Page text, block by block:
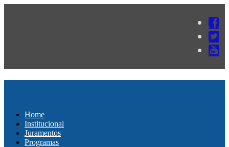
Home
Institucional
Juramentos
Programas